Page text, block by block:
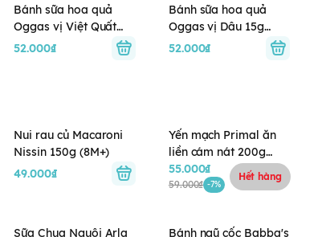
Bánh sữa hoa quả
Oggas vị Việt Quất
15g (6M+)
52.000₫
Bánh sữa hoa quả
Oggas vị Dâu 15g
(6M+)
52.000₫
Nui rau củ Macaroni
Nissin 150g (8M+)
49.000₫
Yến mạch Primal ăn
liền cám nát 200g
(1Y+)
55.000₫
59.000₫ -7%
Hết hàng
Sữa Chua Nguội Arla
Bánh ngũ cốc Babba's